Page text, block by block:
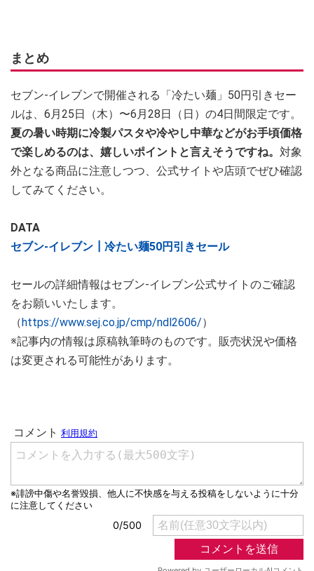
まとめ
セブン-イレブンで開催される「冷たい麺」50円引きセー
ルは、6月25日（木）〜6月28日（日）の4日間限定です。
夏の暑い時期に冷製パスタや冷やし中華などがお手頃価格
で楽しめるのは、嬉しいポイントと言えそうですね。 対象
外となる商品に注意しつつ、公式サイトや店頭でぜひ確認
してみてください。
DATA
セブン-イレブン┃冷たい麺50円引きセール
セールの詳細情報はセブン-イレブン公式サイトのご確認
をお願いいたします。
（https://www.sej.co.jp/cmp/ndl2606/）
※記事内の情報は原稿執筆時のものです。販売状況や価格
は変更される可能性があります。